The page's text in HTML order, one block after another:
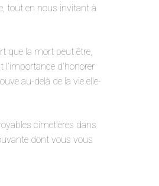
tout en nous invitant à
que la mort peut être,
d’honorer
au-delà de la vie elle-
cimetières dans
dont vous vous